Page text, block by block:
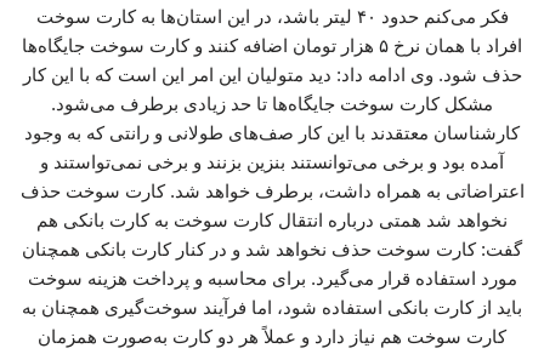
فکر می‌کنم حدود ۴۰ لیتر باشد، در این استان‌ها به کارت سوخت
افراد با همان نرخ ۵ هزار تومان اضافه کنند و کارت سوخت جایگاه‌ها
حذف شود. وی ادامه داد: دید متولیان این امر این است که با این کار
مشکل کارت سوخت جایگاه‌ها تا حد زیادی برطرف می‌شود.
کارشناسان معتقدند با این کار صف‌های طولانی و رانتی که به وجود
آمده بود و برخی می‌توانستند بنزین بزنند و برخی نمی‌تواستند و
اعتراضاتی به همراه داشت، برطرف خواهد شد. کارت سوخت حذف
نخواهد شد همتی درباره انتقال کارت سوخت به کارت بانکی هم
گفت: کارت سوخت حذف نخواهد شد و در کنار کارت بانکی همچنان
مورد استفاده قرار می‌گیرد. برای محاسبه و پرداخت هزینه سوخت
باید از کارت بانکی استفاده شود، اما فرآیند سوخت‌گیری همچنان به
کارت سوخت هم نیاز دارد و عملاً هر دو کارت به‌صورت همزمان